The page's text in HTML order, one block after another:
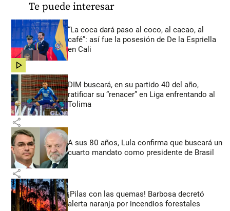
Te puede interesar
“La coca dará paso al coco, al cacao, al
café”: así fue la posesión de De la Espriella
en Cali
share
DIM buscará, en su partido 40 del año,
ratificar su “renacer” en Liga enfrentando al
Tolima
share
A sus 80 años, Lula confirma que buscará un
cuarto mandato como presidente de Brasil
share
¡Pilas con las quemas! Barbosa decretó
alerta naranja por incendios forestales